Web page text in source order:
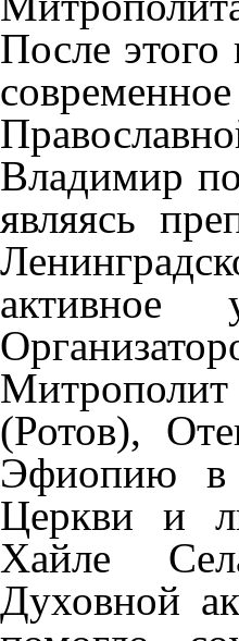
После этого
Владимир
являясь
активное
(Ротов),
Эфиопию в
Церкви и
Хайле
Духовной